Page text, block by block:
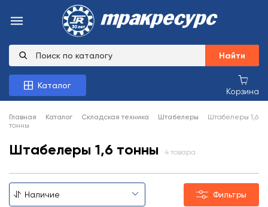
Найти
Каталог
Корзина
Главная Каталог Складская техника Штабелеры
Штабелеры 1,6
тонны
Штабелеры 1,6 тонны 4 товара
Фильтры